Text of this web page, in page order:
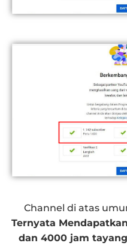
Channel di atas
Ternyata
dan 4000 jam